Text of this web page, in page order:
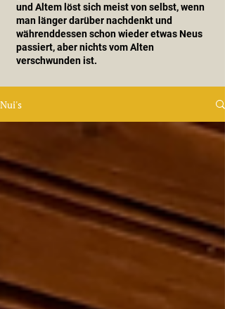
und Altem löst sich meist von selbst, wenn
man länger darüber nachdenkt und
währenddessen schon wieder etwas Neus
passiert, aber nichts vom Alten
verschwunden ist.
Nui's